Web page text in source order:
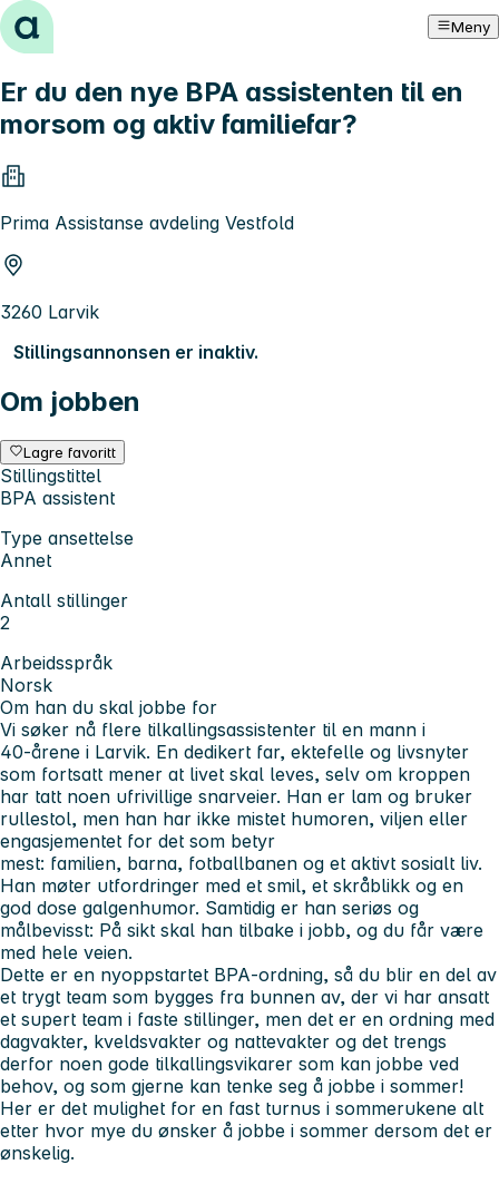
Hopp til innhold Meny
Er du den nye BPA assistenten til en
morsom og aktiv familiefar?
Prima Assistanse avdeling Vestfold
3260 Larvik
Stillingsannonsen er inaktiv.
Om jobben
Lagre favoritt
Stillingstittel
BPA assistent
Type ansettelse
Annet
Antall stillinger
2
Arbeidsspråk
Norsk
Om han du skal jobbe for
Vi søker nå flere tilkallingsassistenter til en mann i
40‑årene i Larvik. En dedikert far, ektefelle og livsnyter
som fortsatt mener at livet skal leves, selv om kroppen
har tatt noen ufrivillige snarveier. Han er lam og bruker
rullestol, men han har ikke mistet humoren, viljen eller
engasjementet for det som betyr
mest: familien, barna, fotballbanen og et aktivt sosialt liv.
Han møter utfordringer med et smil, et skråblikk og en
god dose galgenhumor. Samtidig er han seriøs og
målbevisst: På sikt skal han tilbake i jobb, og du får være
med hele veien.
Dette er en nyoppstartet BPA‑ordning, så du blir en del av
et trygt team som bygges fra bunnen av, der vi har ansatt
et supert team i faste stillinger, men det er en ordning med
dagvakter, kveldsvakter og nattevakter og det trengs
derfor noen gode tilkallingsvikarer som kan jobbe ved
behov, og som gjerne kan tenke seg å jobbe i sommer!
Her er det mulighet for en fast turnus i sommerukene alt
etter hvor mye du ønsker å jobbe i sommer dersom det er
ønskelig.